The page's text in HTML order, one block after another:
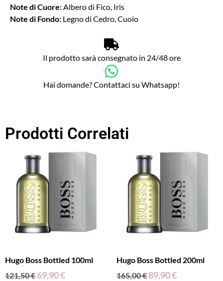
Note di Cuore: Albero di Fico, Iris
Note di Fondo: Legno di Cedro, Cuoio
Il prodotto sarà consegnato in 24/48 ore
Hai domande? Contattaci su Whatsapp!
Prodotti Correlati
Hugo Boss Bottled 100ml
121,50€ 69,90€
Hugo Boss Bottled 200ml
165,00€ 89,90€